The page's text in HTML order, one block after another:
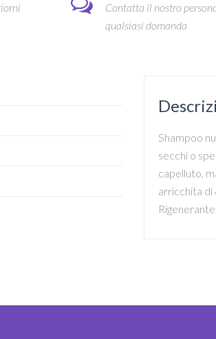
Contatta il nostro
qualsiasi domanda
Shampoo
secchi o
capelluto,
arricchita di
Rigenerante.